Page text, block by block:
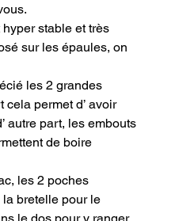
stable et très
sur les épaules, on
les 2 grandes
cela permet d’ avoir
autre part, les embouts
de boire
les 2 poches
bretelle pour le
le dos pour y ranger